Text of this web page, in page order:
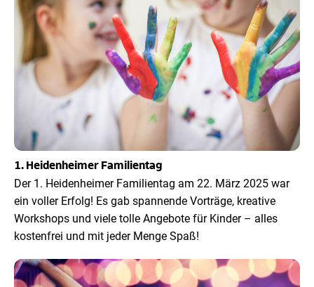
1. Heidenheimer Familientag
Der 1. Heidenheimer Familientag am 22. März 2025 war
ein voller Erfolg! Es gab spannende Vorträge, kreative
Workshops und viele tolle Angebote für Kinder – alles
kostenfrei und mit jeder Menge Spaß!